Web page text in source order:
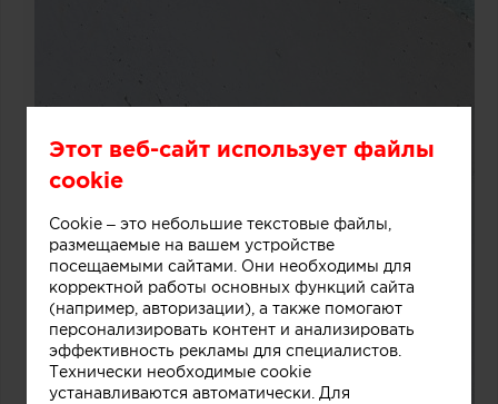
Этот веб-сайт использует файлы
cookie
Cookie – это небольшие текстовые файлы,
размещаемые на вашем устройстве
посещаемыми сайтами. Они необходимы для
корректной работы основных функций сайта
(например, авторизации), а также помогают
персонализировать контент и анализировать
эффективность рекламы для специалистов.
Технически необходимые cookie
устанавливаются автоматически. Для